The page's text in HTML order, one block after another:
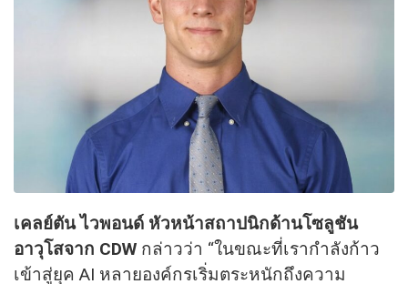
เคลย์ตัน ไวพอนด์ หัวหน้าสถาปนิกด้านโซลูชัน
อาวุโสจาก CDW กล่าวว่า “ในขณะที่เรากำลังก้าว
เข้าสู่ยุค AI หลายองค์กรเริ่มตระหนักถึงความ